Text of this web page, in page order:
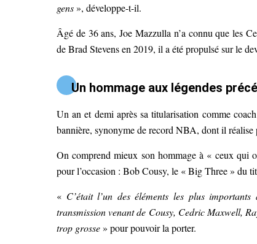
gens», développe-t-il.
Âgé de 36 ans, Joe Mazzulla n’a connu que les
de Brad Stevens en 2019, il a été propulsé sur le
Un hommage aux légendes
Un an et demi après sa titularisation comme
bannière, synonyme de record NBA, dont il réalise
On comprend mieux son hommage à « ceux qui
pour l’occasion : Bob Cousy, le « Big Three » du
« C’était l’un des éléments les plus
transmission venant de Cousy, Cedric Maxwell,
trop grosse» pour pouvoir la porter.